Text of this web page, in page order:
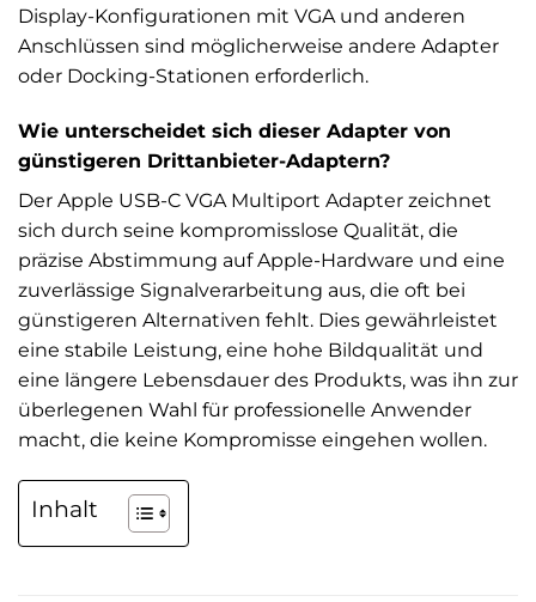
Display-Konfigurationen mit VGA und anderen
Anschlüssen sind möglicherweise andere Adapter
oder Docking-Stationen erforderlich.
Wie unterscheidet sich dieser Adapter von
günstigeren Drittanbieter-Adaptern?
Der Apple USB-C VGA Multiport Adapter zeichnet
sich durch seine kompromisslose Qualität, die
präzise Abstimmung auf Apple-Hardware und eine
zuverlässige Signalverarbeitung aus, die oft bei
günstigeren Alternativen fehlt. Dies gewährleistet
eine stabile Leistung, eine hohe Bildqualität und
eine längere Lebensdauer des Produkts, was ihn zur
überlegenen Wahl für professionelle Anwender
macht, die keine Kompromisse eingehen wollen.
Inhalt